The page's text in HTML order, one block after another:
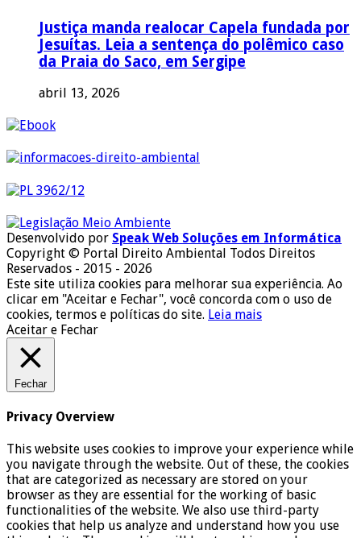
Justiça manda realocar Capela fundada por
Jesuítas. Leia a sentença do polêmico caso
da Praia do Saco, em Sergipe
abril 13, 2026
Desenvolvido por Speak Web Soluções em Informática
Copyright © Portal Direito Ambiental Todos Direitos
Reservados - 2015 - 2026
Este site utiliza cookies para melhorar sua experiência. Ao
clicar em "Aceitar e Fechar", você concorda com o uso de
cookies, termos e políticas do site. Leia mais
Aceitar e Fechar
Fechar
Privacy Overview
This website uses cookies to improve your experience while
you navigate through the website. Out of these, the cookies
that are categorized as necessary are stored on your
browser as they are essential for the working of basic
functionalities of the website. We also use third-party
cookies that help us analyze and understand how you use